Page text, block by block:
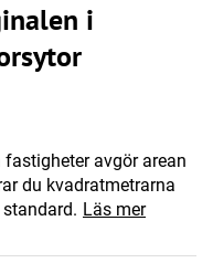
i
fastigheter avgör arean
du kvadratmetrarna
Läs mer